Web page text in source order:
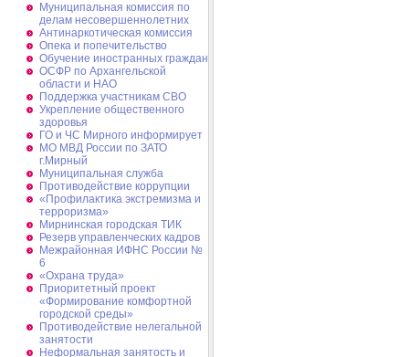
Муниципальная комиссия по
делам несовершеннолетних
Антинаркотическая комиссия
Опека и попечительство
Обучение иностранных граждан
ОСФР по Архангельской
области и НАО
Поддержка участникам СВО
Укрепление общественного
здоровья
ГО и ЧС Мирного информирует
МО МВД России по ЗАТО
г.Мирный
Муниципальная cлужба
Противодействие коррупции
«Профилактика экстремизма и
терроризма»
Мирнинская городская ТИК
Резерв управленческих кадров
Межрайонная ИФНС России №
6
«Охрана труда»
Приоритетный проект
«Формирование комфортной
городской среды»
Противодействие нелегальной
занятости
Неформальная занятость и